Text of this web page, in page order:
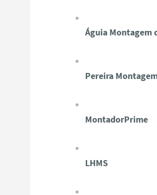
Águia Montagem
Pereira
MontadorPrime
LHMS